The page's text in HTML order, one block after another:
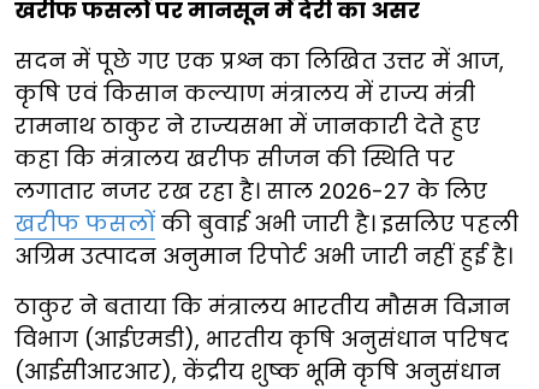
खरीफ फसलों पर मानसून में देरी का असर
सदन में पूछे गए एक प्रश्न का लिखित उत्तर में आज,
कृषि एवं किसान कल्याण मंत्रालय में राज्य मंत्री
रामनाथ ठाकुर ने राज्यसभा में जानकारी देते हुए
कहा कि मंत्रालय खरीफ सीजन की स्थिति पर
लगातार नजर रख रहा है। साल 2026-27 के लिए
खरीफ फसलों की बुवाई अभी जारी है। इसलिए पहली
अग्रिम उत्पादन अनुमान रिपोर्ट अभी जारी नहीं हुई है।
ठाकुर ने बताया कि मंत्रालय भारतीय मौसम विज्ञान
विभाग (आईएमडी), भारतीय कृषि अनुसंधान परिषद
(आईसीआरआर), केंद्रीय शुष्क भूमि कृषि अनुसंधान